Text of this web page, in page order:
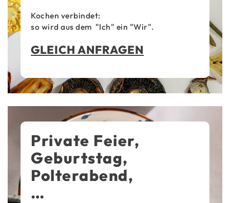
Kochen verbindet:
so wird aus dem "Ich" ein "Wir".
GLEICH ANFRAGEN
Private Feier,
Geburtstag,
Polterabend,
…